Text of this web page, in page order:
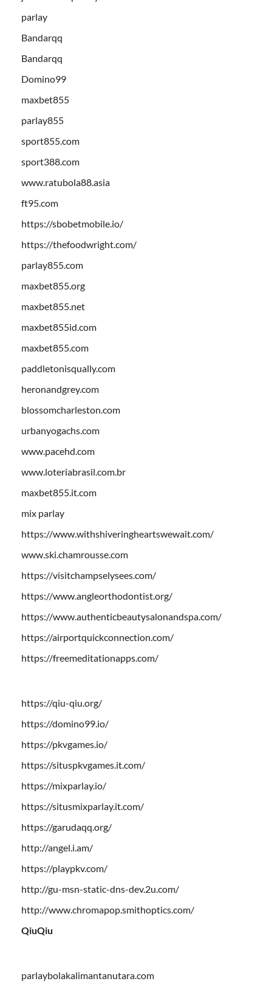
parlay
Bandarqq
Bandarqq
Domino99
maxbet855
parlay855
sport855.com
sport388.com
www.ratubola88.asia
ft95.com
https://sbobetmobile.io/
https://thefoodwright.com/
parlay855.com
maxbet855.org
maxbet855.net
maxbet855id.com
maxbet855.com
paddletonisqually.com
heronandgrey.com
blossomcharleston.com
urbanyogachs.com
www.pacehd.com
www.loteriabrasil.com.br
maxbet855.it.com
mix parlay
https://www.withshiveringheartswewait.com/
www.ski.chamrousse.com
https://visitchampselysees.com/
https://www.angleorthodontist.org/
https://www.authenticbeautysalonandspa.com/
https://airportquickconnection.com/
https://freemeditationapps.com/
https://qiu-qiu.org/
https://domino99.io/
https://pkvgames.io/
https://situspkvgames.it.com/
https://mixparlay.io/
https://situsmixparlay.it.com/
https://garudaqq.org/
http://angel.i.am/
https://playpkv.com/
http://gu-msn-static-dns-dev.2u.com/
http://www.chromapop.smithoptics.com/
QiuQiu
parlaybolakalimantanutara.com